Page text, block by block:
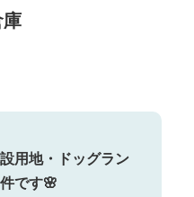
用地・ドッグラン
です🌸